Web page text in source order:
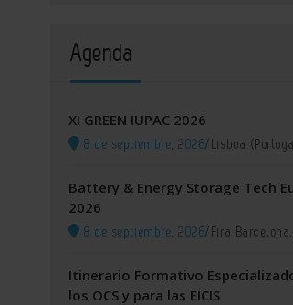
Agenda
XI GREEN IUPAC 2026
8 de septiembre, 2026/Lisboa
Battery & Energy Storage Tech
2026
8 de septiembre, 2026/Fira
Itinerario Formativo
los OCS y para las EICIS